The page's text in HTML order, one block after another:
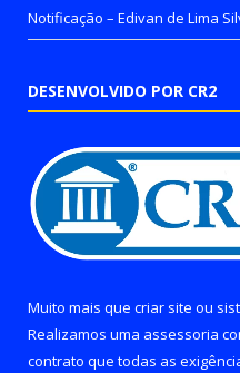
Notificação – Edivan de Lima
DESENVOLVIDO POR CR2
Muito mais que criar site ou
Realizamos uma assessoria
contrato que todas as